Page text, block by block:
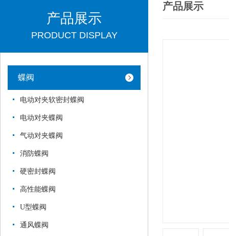
产品展示
产品展示
PRODUCT DISPLAY
蝶阀
电动对夹软密封蝶阀
电动对夹蝶阀
气动对夹蝶阀
消防蝶阀
硬密封蝶阀
高性能蝶阀
U型蝶阀
通风蝶阀